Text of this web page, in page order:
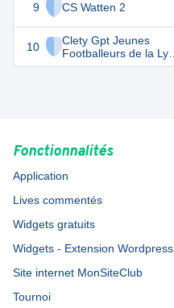
9 CS Watten 2
10
Clety Gpt Jeunes
Footballeurs de la Lys
AL AA 2
0
Fonctionnalités
Application
Lives commentés
Widgets gratuits
Widgets - Extension Wordpress
Site internet MonSiteClub
Tournoi